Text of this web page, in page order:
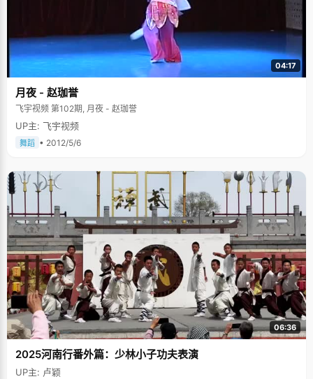
04:17
月夜 - 赵珈誉
飞宇视频 第102期, 月夜 - 赵珈誉
UP主: 飞宇视频
舞蹈 • 2012/5/6
06:36
2025河南行番外篇：少林小子功夫表演
UP主: 卢颖